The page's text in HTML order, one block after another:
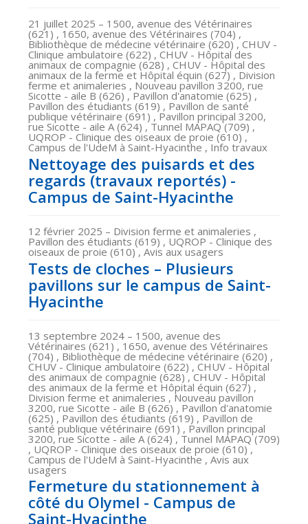
21 juillet 2025 – 1500, avenue des Vétérinaires
(621) , 1650, avenue des Vétérinaires (704) ,
Bibliothèque de médecine vétérinaire (620) , CHUV -
Clinique ambulatoire (622) , CHUV - Hôpital des
animaux de compagnie (628) , CHUV - Hôpital des
animaux de la ferme et Hôpital équin (627) , Division
ferme et animaleries , Nouveau pavillon 3200, rue
Sicotte - aile B (626) , Pavillon d'anatomie (625) ,
Pavillon des étudiants (619) , Pavillon de santé
publique vétérinaire (691) , Pavillon principal 3200,
rue Sicotte - aile A (624) , Tunnel MAPAQ (709) ,
UQROP - Clinique des oiseaux de proie (610) ,
Campus de l'UdeM à Saint-Hyacinthe , Info travaux
Nettoyage des puisards et des
regards (travaux reportés) -
Campus de Saint-Hyacinthe
12 février 2025 – Division ferme et animaleries ,
Pavillon des étudiants (619) , UQROP - Clinique des
oiseaux de proie (610) , Avis aux usagers
Tests de cloches – Plusieurs
pavillons sur le campus de Saint-
Hyacinthe
13 septembre 2024 – 1500, avenue des
Vétérinaires (621) , 1650, avenue des Vétérinaires
(704) , Bibliothèque de médecine vétérinaire (620) ,
CHUV - Clinique ambulatoire (622) , CHUV - Hôpital
des animaux de compagnie (628) , CHUV - Hôpital
des animaux de la ferme et Hôpital équin (627) ,
Division ferme et animaleries , Nouveau pavillon
3200, rue Sicotte - aile B (626) , Pavillon d'anatomie
(625) , Pavillon des étudiants (619) , Pavillon de
santé publique vétérinaire (691) , Pavillon principal
3200, rue Sicotte - aile A (624) , Tunnel MAPAQ (709)
, UQROP - Clinique des oiseaux de proie (610) ,
Campus de l'UdeM à Saint-Hyacinthe , Avis aux
usagers
Fermeture du stationnement à
côté du Olymel - Campus de
Saint-Hyacinthe